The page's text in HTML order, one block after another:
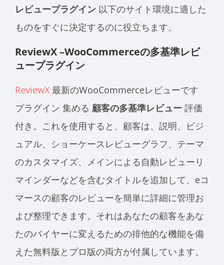
レビュープラグイン 以下のサイト環境に適した
ものをすぐに決定するのに役立ちます。
ReviewX –WooCommerceの多基準レビ
ュープラグイン
ReviewX 最新のWooCommerceレビューです
プラグイン 集める 顧客の多基準レビュー 評価
付き。これを使用すると、顧客は、説明、ビジ
ュアル、ショーケースレビューグラフ、テーマ
のカスタマイズ、メインによる自動レビューリ
マインダーなどを含むタイトルを追加して、eコ
マースの顧客のレビューを簡単に詳細に管理お
よび整理できます。それはあなたの顧客をあな
たのバイヤーに変えるための排他的な機能を備
えた無料版とプロ版の両方が付属しています。